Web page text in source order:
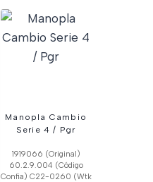
Manopla Cambio
Serie 4 / Pgr
1919066 (Original)
60.2.9.004 (Código
Confia) C22-0260 (Wtk